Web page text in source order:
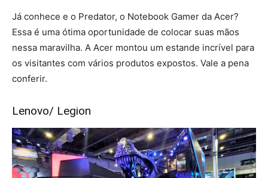
Já conhece e o Predator, o Notebook Gamer da Acer?
Essa é uma ótima oportunidade de colocar suas mãos
nessa maravilha. A Acer montou um estande incrível para
os visitantes com vários produtos expostos. Vale a pena
conferir.
Lenovo/ Legion